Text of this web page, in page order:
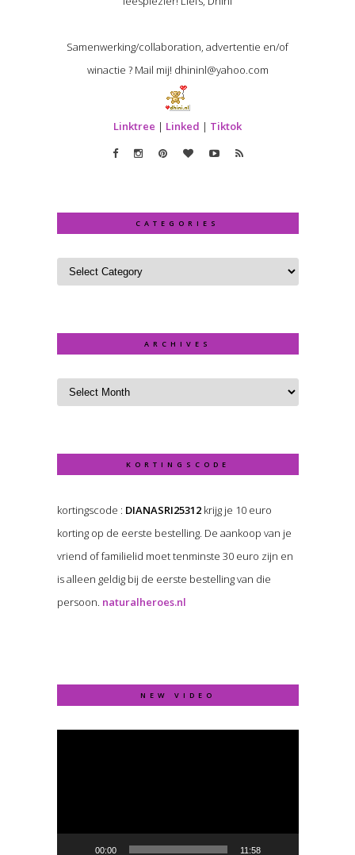
Samenwerking/collaboration, advertentie en/of
winactie ? Mail mij! dhininl@yahoo.com
Linktree | Linked | Tiktok
CATEGORIES
ARCHIVES
KORTINGSCODE
kortingscode : DIANASRI25312krijg je 10 euro
korting op de eerste bestelling. De aankoop van je
vriend of familielid moet tenminste 30 euro zijn en
is alleen geldig bij de eerste bestelling van die
persoon. naturalheroes.nl
NEW VIDEO
Video
00:00 11:58